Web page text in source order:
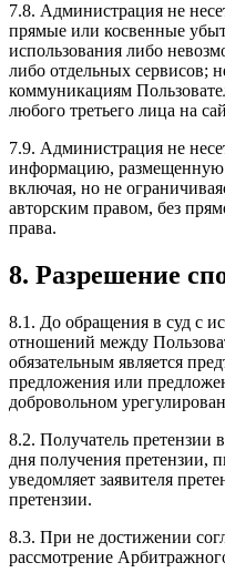
7.8. Администрация не
прямые или косвенные
использования либо
либо отдельных сервисов;
коммуникациям
любого третьего лица на
7.9. Администрация не
информацию, размещенную
включая, но не
авторским правом, без
права.
8. Разрешение
8.1. До обращения в суд с
отношений между
обязательным является
предложения или
добровольном
8.2. Получатель претензии
дня получения претензии,
уведомляет заявителя
претензии.
8.3. При не достижении
рассмотрение